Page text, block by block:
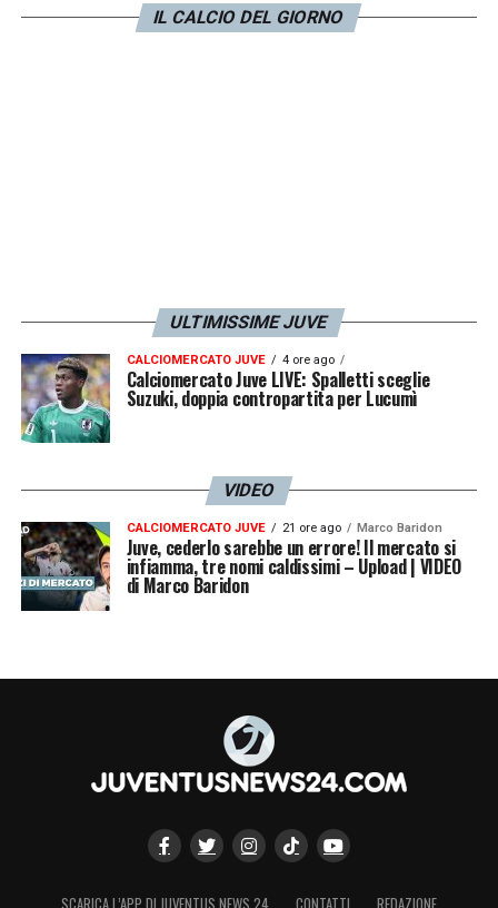
dalle prestazioni con cui il brasiliano si è
IL CALCIO DEL GIORNO
ULTIMISSIME JUVE
CALCIOMERCATO JUVE 4 ore ago
Calciomercato Juve LIVE: Spalletti sceglie
Suzuki, doppia contropartita per Lucumì
VIDEO
CALCIOMERCATO JUVE 21 ore ago Marco Baridon
Juve, cederlo sarebbe un errore! Il mercato si
infiamma, tre nomi caldissimi – Upload | VIDEO
di Marco Baridon